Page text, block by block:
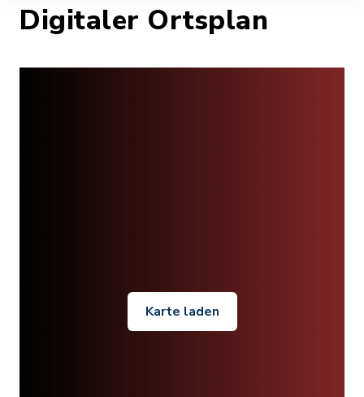
Digitaler Ortsplan
Karte laden